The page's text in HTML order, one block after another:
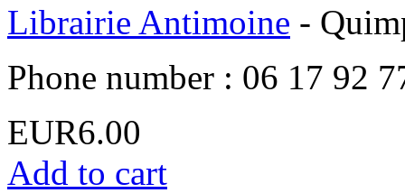
Librairie Antimoine -
Phone number : 06 17 92
EUR6.00
Add to cart